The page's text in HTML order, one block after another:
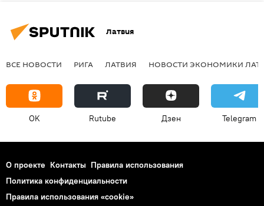
Латвия
ВСЕ НОВОСТИ РИГА ЛАТВИЯ НОВОСТИ ЭКОНОМИКИ
OK Rutube Дзен Telegram
О проекте Контакты Правила использования
Политика конфиденциальности
Правила использования «cookie»